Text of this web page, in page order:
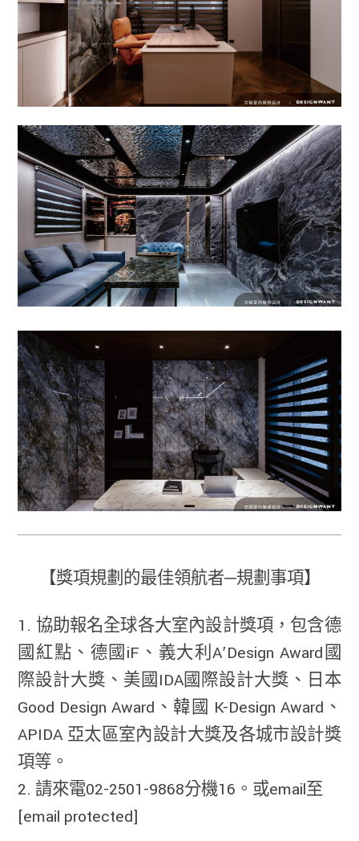
【獎項規劃的最佳領航者─規劃事項】
1. 協助報名全球各大室內設計獎項，包含德
國紅點、德國iF、義大利A’Design Award國
際設計大獎、美國IDA國際設計大獎、日本
Good Design Award、韓國 K-Design Award、
APIDA 亞太區室內設計大獎及各城市設計獎
項等。
2. 請來電02-2501-9868分機16。或email至
[email protected]